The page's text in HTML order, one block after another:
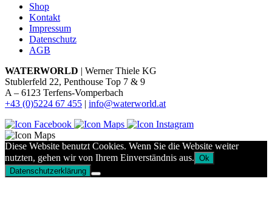
Shop
Kontakt
Impressum
Datenschutz
AGB
WATERWORLD | Werner Thiele KG
Stublerfeld 22, Penthouse Top 7 & 9
A – 6123 Terfens-Vomperbach
+43 (0)5224 67 455 | info@waterworld.at
Diese Website benutzt Cookies. Wenn Sie die Website weiter
nutzten, gehen wir von Ihrem Einverständnis aus. Ok
Datenschutzerklärung